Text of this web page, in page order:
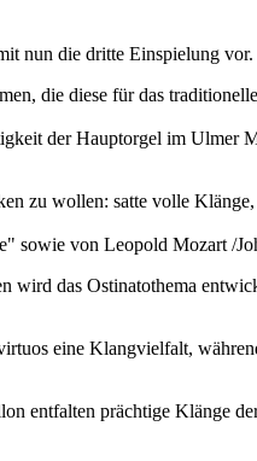
nun die dritte Einspielung vor.
die diese für das
der Hauptorgel im Ulmer
wollen: satte volle
sowie von Leopold Mozart /
das Ostinatothema
eine Klangvielfalt,
entfalten prächtige Klänge